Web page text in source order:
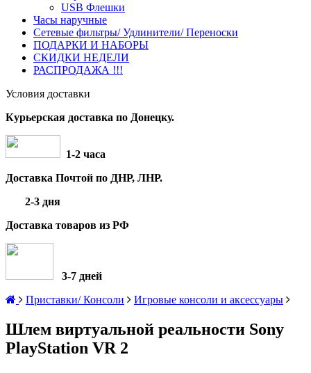
USB Флешки
Часы наручные
Сетевые фильтры/ Удлинители/ Переноски
ПОДАРКИ И НАБОРЫ
СКИДКИ НЕДЕЛИ
РАСПРОДАЖА !!!
Условия доставки
Курьерская доставка по Донецку.
1-2 часа
Доставка Почтой по ДНР, ЛНР.
2-3 дня
Доставка товаров из РФ
3-7 дней
Приставки/ Консоли
Игровые консоли и аксессуары
Шлем виртуальной реальности Sony
PlayStation VR 2